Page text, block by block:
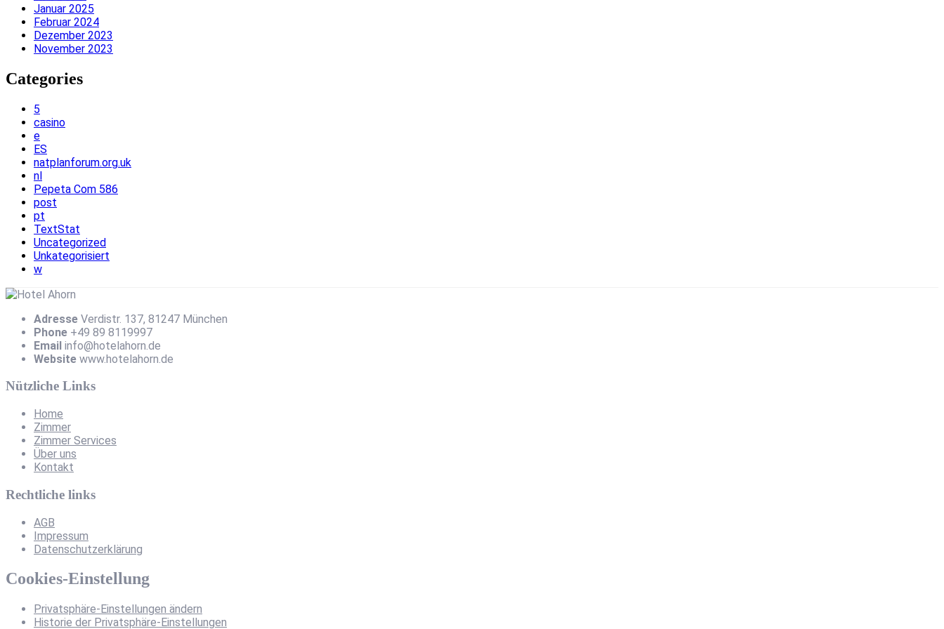
Januar 2025
Februar 2024
Dezember 2023
November 2023
Categories
5
casino
e
ES
natplanforum.org.uk
nl
Pepeta Com 586
post
pt
TextStat
Uncategorized
Unkategorisiert
w
Adresse Verdistr. 137, 81247 München
Phone +49 89 8119997
Email info@hotelahorn.de
Website www.hotelahorn.de
Nützliche Links
Home
Zimmer
Zimmer Services
Über uns
Kontakt
Rechtliche links
AGB
Impressum
Datenschutzerklärung
Cookies-Einstellung
Privatsphäre-Einstellungen ändern
Historie der Privatsphäre-Einstellungen